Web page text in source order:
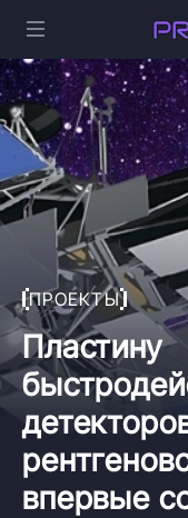
ПРОЕКТЫ
Пластину
впервые